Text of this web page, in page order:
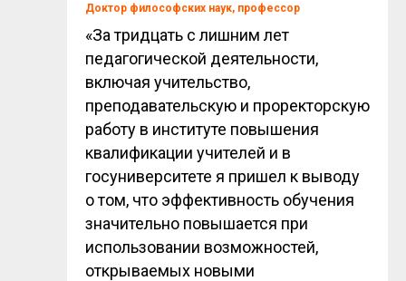
Доктор философских наук, профессор
«За тридцать с лишним лет
педагогической деятельности,
включая учительство,
преподавательскую и проректорскую
работу в институте повышения
квалификации учителей и в
госуниверситете я пришел к выводу
о том, что эффективность обучения
значительно повышается при
использовании возможностей,
открываемых новыми